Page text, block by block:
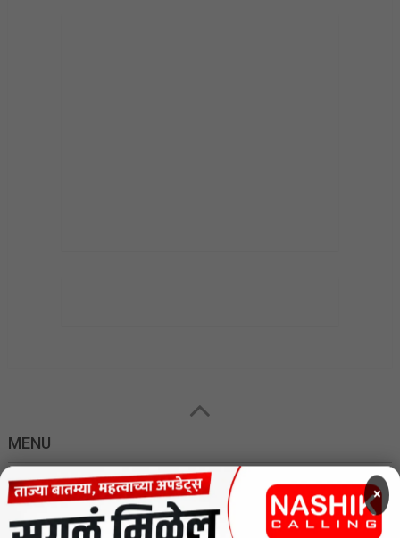
MENU
CODE OF ETHICS FOR DIGITAL NEWS WEBSITES
Contact Us